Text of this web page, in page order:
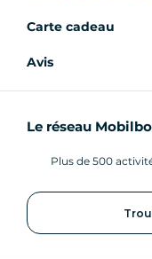
Carte cadeau
Avis
Le réseau
Plus de 500